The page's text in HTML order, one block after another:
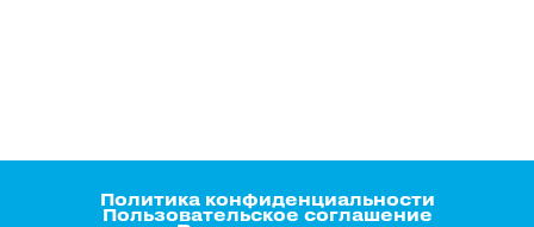
Политика конфиденциальности
Пользовательское соглашение